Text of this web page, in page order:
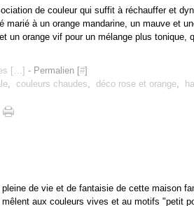
de couleur qui suffit à réchauffer et
marié à un orange mandarine, un mauve et
un orange vif pour un mélange plus tonique,
[…] - Permalien [#]
, couleurs chaudes, déco rose et orange,
de vie et de fantaisie de cette maison
aux couleurs vives et au motifs "petit